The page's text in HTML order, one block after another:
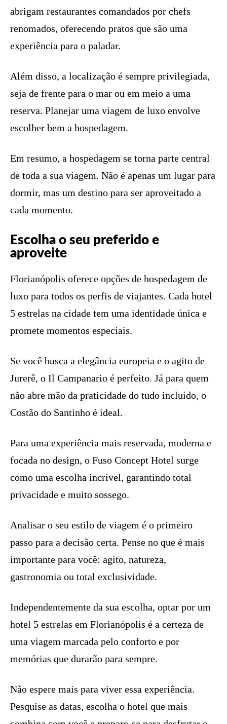
abrigam restaurantes comandados por chefs
renomados, oferecendo pratos que são uma
experiência para o paladar.
Além disso, a localização é sempre privilegiada,
seja de frente para o mar ou em meio a uma
reserva. Planejar uma viagem de luxo envolve
escolher bem a hospedagem.
Em resumo, a hospedagem se torna parte central
de toda a sua viagem. Não é apenas um lugar para
dormir, mas um destino para ser aproveitado a
cada momento.
Escolha o seu preferido e
aproveite
Florianópolis oferece opções de hospedagem de
luxo para todos os perfis de viajantes. Cada hotel
5 estrelas na cidade tem uma identidade única e
promete momentos especiais.
Se você busca a elegância europeia e o agito de
Jurerê, o Il Campanario é perfeito. Já para quem
não abre mão da praticidade do tudo incluído, o
Costão do Santinho é ideal.
Para uma experiência mais reservada, moderna e
focada no design, o Fuso Concept Hotel surge
como uma escolha incrível, garantindo total
privacidade e muito sossego.
Analisar o seu estilo de viagem é o primeiro
passo para a decisão certa. Pense no que é mais
importante para você: agito, natureza,
gastronomia ou total exclusividade.
Independentemente da sua escolha, optar por um
hotel 5 estrelas em Florianópolis é a certeza de
uma viagem marcada pelo conforto e por
memórias que durarão para sempre.
Não espere mais para viver essa experiência.
Pesquise as datas, escolha o hotel que mais